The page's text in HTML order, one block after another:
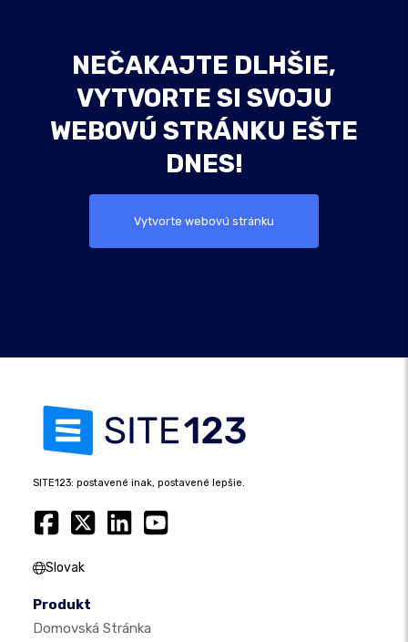
NEČAKAJTE DLHŠIE,
VYTVORTE SI SVOJU
WEBOVÚ STRÁNKU EŠTE
DNES!
Vytvorte webovú stránku
SITE123: postavené inak, postavené lepšie.
Slovak
Produkt
Domovská Stránka